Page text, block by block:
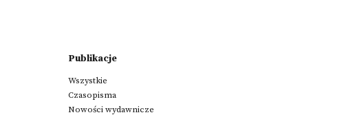
Publikacje
Wszystkie
Czasopisma
Nowości wydawnicze